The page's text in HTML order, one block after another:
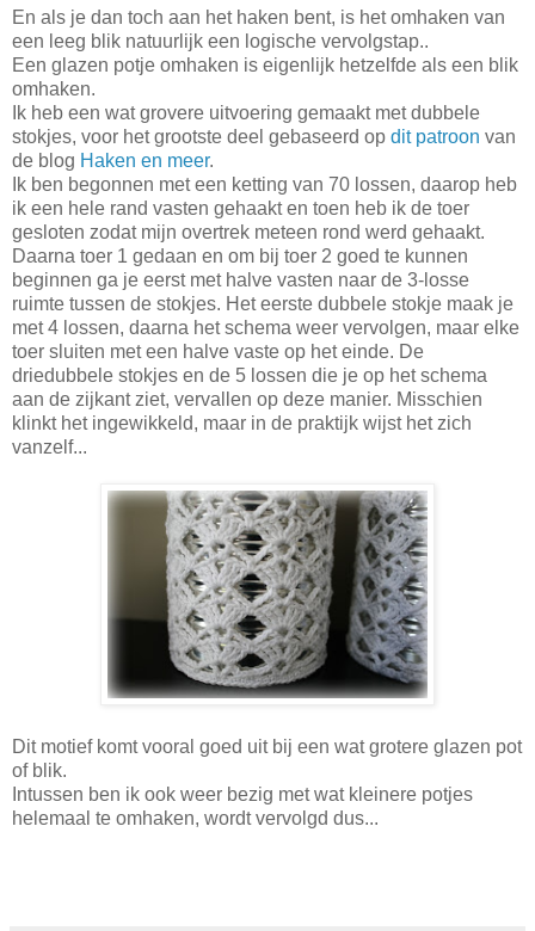
En als je dan toch aan het haken bent, is het omhaken van
een leeg blik natuurlijk een logische vervolgstap..
Een glazen potje omhaken is eigenlijk hetzelfde als een blik
omhaken.
Ik heb een wat grovere uitvoering gemaakt met dubbele
stokjes, voor het grootste deel gebaseerd op dit patroon van
de blog Haken en meer.
Ik ben begonnen met een ketting van 70 lossen, daarop heb
ik een hele rand vasten gehaakt en toen heb ik de toer
gesloten zodat mijn overtrek meteen rond werd gehaakt.
Daarna toer 1 gedaan en om bij toer 2 goed te kunnen
beginnen ga je eerst met halve vasten naar de 3-losse
ruimte tussen de stokjes. Het eerste dubbele stokje maak je
met 4 lossen, daarna het schema weer vervolgen, maar elke
toer sluiten met een halve vaste op het einde. De
driedubbele stokjes en de 5 lossen die je op het schema
aan de zijkant ziet, vervallen op deze manier. Misschien
klinkt het ingewikkeld, maar in de praktijk wijst het zich
vanzelf...
Dit motief komt vooral goed uit bij een wat grotere glazen pot
of blik.
Intussen ben ik ook weer bezig met wat kleinere potjes
helemaal te omhaken, wordt vervolgd dus...